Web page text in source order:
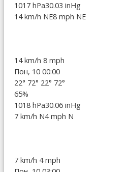
1017 hPa30.03 inHg
14 km/h NE8 mph NE
14 km/h 8 mph
Пон, 10 00:00
22° 72° 22° 72°
65%
1018 hPa30.06 inHg
7 km/h N4 mph N
7 km/h 4 mph